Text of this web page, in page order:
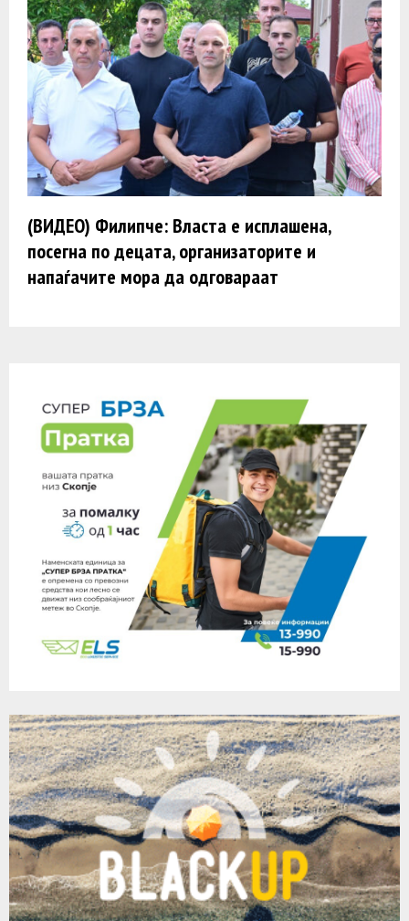
(ВИДЕО) Филипче: Власта е исплашена,
посегна по децата, организаторите и
напаѓачите мора да одговараат